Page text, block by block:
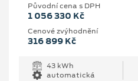
Původní cena s DPH
1 056 330 Kč
Cenové zvýhodnění
316 899 Kč
43 kWh
automatická